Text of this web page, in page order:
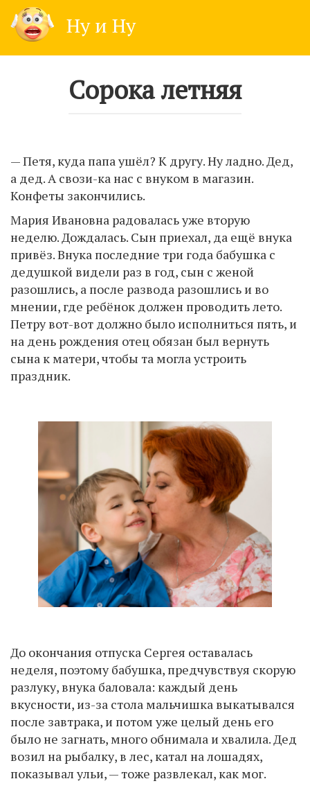
content
Ну и Ну
Сорока летняя
— Петя, куда папа ушёл? К другу. Ну ладно. Дед,
а дед. А свози-ка нас с внуком в магазин.
Конфеты закончились.
Мария Ивановна радовалась уже вторую
неделю. Дождалась. Сын приехал, да ещё внука
привёз. Внука последние три года бабушка с
дедушкой видели раз в год, сын с женой
разошлись, а после развода разошлись и во
мнении, где ребёнок должен проводить лето.
Петру вот-вот должно было исполниться пять, и
на день рождения отец обязан был вернуть
сына к матери, чтобы та могла устроить
праздник.
До окончания отпуска Сергея оставалась
неделя, поэтому бабушка, предчувствуя скорую
разлуку, внука баловала: каждый день
вкусности, из-за стола мальчишка выкатывался
после завтрака, и потом уже целый день его
было не загнать, много обнимала и хвалила. Дед
возил на рыбалку, в лес, катал на лошадях,
показывал ульи, — тоже развлекал, как мог.